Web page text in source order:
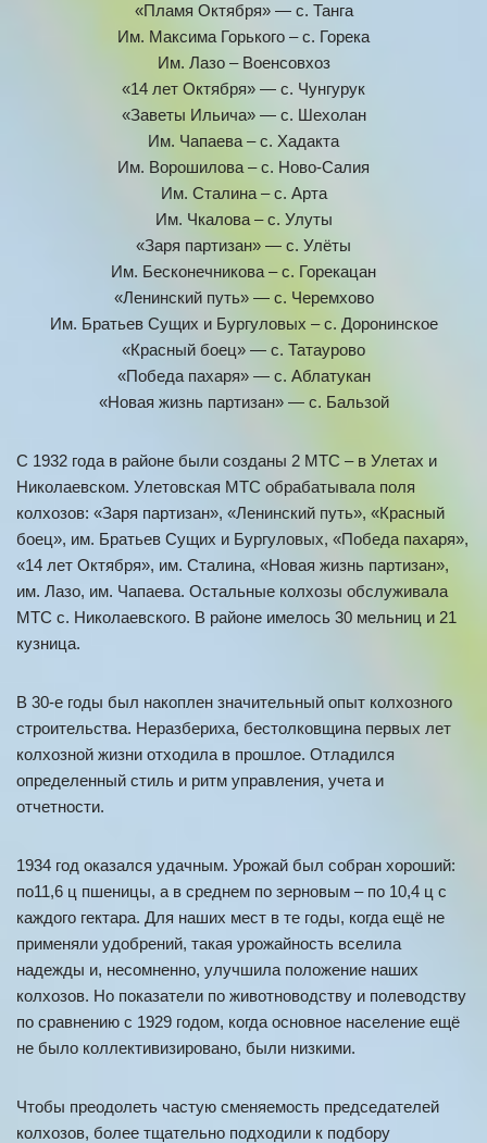
«Пламя Октября» — с. Танга
Им. Максима Горького – с. Горека
Им. Лазо – Военсовхоз
«14 лет Октября» — с. Чунгурук
«Заветы Ильича» — с. Шехолан
Им. Чапаева – с. Хадакта
Им. Ворошилова – с. Ново-Салия
Им. Сталина – с. Арта
Им. Чкалова – с. Улуты
«Заря партизан» — с. Улёты
Им. Бесконечникова – с. Горекацан
«Ленинский путь» — с. Черемхово
Им. Братьев Сущих и Бургуловых – с. Доронинское
«Красный боец» — с. Татаурово
«Победа пахаря» — с. Аблатукан
«Новая жизнь партизан» — с. Бальзой
С 1932 года в районе были созданы 2 МТС – в Улетах и
Николаевском. Улетовская МТС обрабатывала поля
колхозов: «Заря партизан», «Ленинский путь», «Красный
боец», им. Братьев Сущих и Бургуловых, «Победа пахаря»,
«14 лет Октября», им. Сталина, «Новая жизнь партизан»,
им. Лазо, им. Чапаева. Остальные колхозы обслуживала
МТС с. Николаевского. В районе имелось 30 мельниц и 21
кузница.
В 30-е годы был накоплен значительный опыт колхозного
строительства. Неразбериха, бестолковщина первых лет
колхозной жизни отходила в прошлое. Отладился
определенный стиль и ритм управления, учета и
отчетности.
1934 год оказался удачным. Урожай был собран хороший:
по11,6 ц пшеницы, а в среднем по зерновым – по 10,4 ц с
каждого гектара. Для наших мест в те годы, когда ещё не
применяли удобрений, такая урожайность вселила
надежды и, несомненно, улучшила положение наших
колхозов. Но показатели по животноводству и полеводству
по сравнению с 1929 годом, когда основное население ещё
не было коллективизировано, были низкими.
Чтобы преодолеть частую сменяемость председателей
колхозов, более тщательно подходили к подбору